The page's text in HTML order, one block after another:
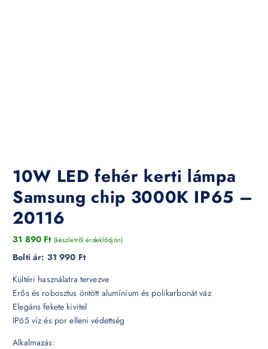
10W LED fehér kerti lámpa
Samsung chip 3000K IP65 –
20116
31 890 Ft (készletről érdeklődjön)
Bolti ár: 31 990 Ft
Kültéri használatra tervezve
Erős és robosztus öntött alumínium és polikarbonát váz
Elegáns fekete kivitel
IP65 víz és por elleni védettség
Alkalmazás: